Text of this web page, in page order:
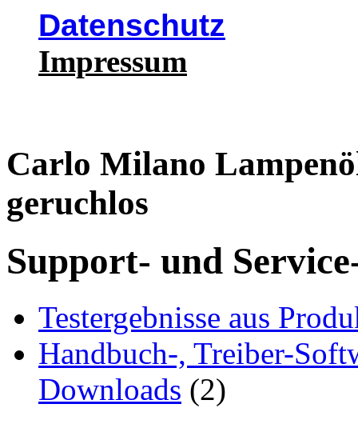
Datenschutz
Impressum
Carlo Milano
geruchlos
Support- und
Testergebnisse aus
Handbuch-, Treiber-
Downloads (2)